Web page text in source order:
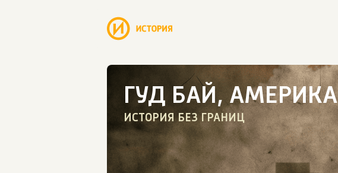
ГУД БАЙ, АМЕРИКА
ИСТОРИЯ БЕЗ ГРАНИЦ